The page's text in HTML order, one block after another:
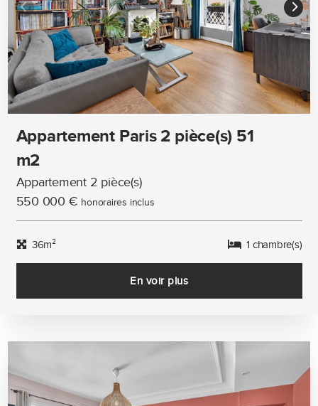
Appartement Paris 2 pièce(s) 51
m2
Appartement 2 pièce(s)
550 000 € honoraires inclus
36m² 1 chambre(s)
En voir plus